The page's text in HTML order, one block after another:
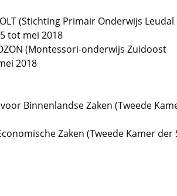
(Stichting Primair Onderwijs Leudal
tot mei 2018
(Montessori-onderwijs Zuidoost
2018
Binnenlandse Zaken (Tweede
Zaken (Tweede Kamer der